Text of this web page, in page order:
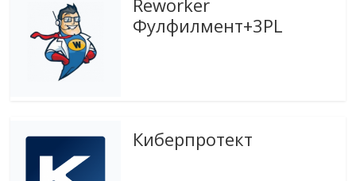
изменения
читателем.
Фулфилмент+3PL
Киберпротект